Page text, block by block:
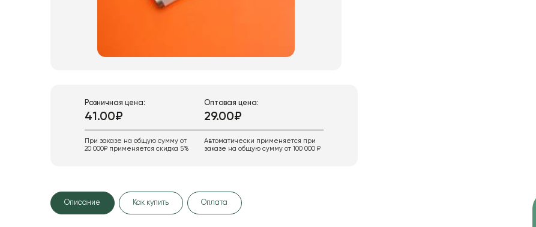
Розничная цена:
41.00₽
При заказе на общую сумму от
20 000₽ применяется скидка 5%
Оптовая цена:
29.00₽
Автоматически применяется при
заказе на общую сумму от 100 000 ₽
Описание Как купить Оплата